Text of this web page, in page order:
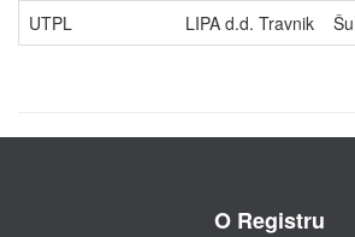
UTPL
LIPA d.d. Travnik
O Registru